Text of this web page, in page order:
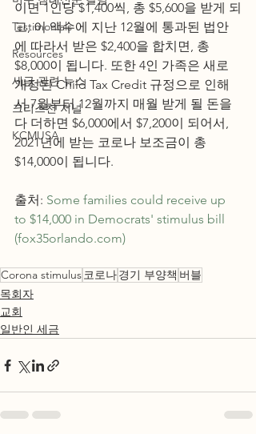
Testimonials
Resources
세금 관련 뉴스
크리스천 저널
KCMUSA
이면 1인당 $1,400씩, 총 $5,600을 받게 되
고, 이 액수에 지난 12월에 통과된 법안
에 따라서 받은 $2,400을 합치면, 총
$8,000이 됩니다. 또한 4인 가족은 새로
개정된 Child Tax Credit 규정으로 인해
서 7월부터 12월까지 매월 받게 될 돈을
다 더하면 $6,000에서 $7,200이 되어서,
2021년에 받는 코로나 보조금이 총
$14,000이 됩니다.
출처: Some families could receive up
to $14,000 in Democrats' stimulus bill
(fox35orlando.com)
Corona stimulus코로나경기 부양책 버블
목회자
교회
일반인 세금